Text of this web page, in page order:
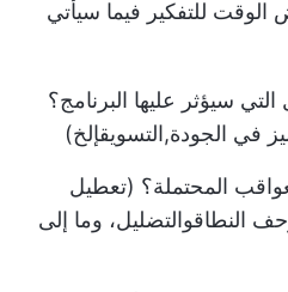
للتفكير فيما سيأتي
سيؤثر عليها البرنامج؟
في الجودة,التسويقإلخ)
المحتملة؟ (تعطيل
النطاقوالتضليل، وما إلى